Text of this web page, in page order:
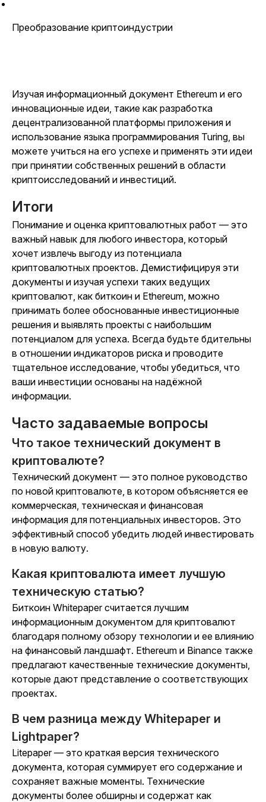
Преобразование криптоиндустрии
Изучая информационный документ Ethereum и его
инновационные идеи, такие как разработка
децентрализованной платформы приложения и
использование языка программирования Turing, вы
можете учиться на его успехе и применять эти идеи
при принятии собственных решений в области
криптоисследований и инвестиций.
Итоги
Понимание и оценка криптовалютных работ — это
важный навык для любого инвестора, который
хочет извлечь выгоду из потенциала
криптовалютных проектов. Демистифицируя эти
документы и изучая успехи таких ведущих
криптовалют, как биткоин и Ethereum, можно
принимать более обоснованные инвестиционные
решения и выявлять проекты с наибольшим
потенциалом для успеха. Всегда будьте бдительны
в отношении индикаторов риска и проводите
тщательное исследование, чтобы убедиться, что
ваши инвестиции основаны на надёжной
информации.
Часто задаваемые вопросы
Что такое технический документ в
криптовалюте?
Технический документ — это полное руководство
по новой криптовалюте, в котором объясняется ее
коммерческая, техническая и финансовая
информация для потенциальных инвесторов. Это
эффективный способ убедить людей инвестировать
в новую валюту.
Какая криптовалюта имеет лучшую
техническую статью?
Биткоин Whitepaper считается лучшим
информационным документом для криптовалют
благодаря полному обзору технологии и ее влиянию
на финансовый ландшафт. Ethereum и Binance также
предлагают качественные технические документы,
которые дают представление о соответствующих
проектах.
В чем разница между Whitepaper и
Lightpaper?
Litepaper — это краткая версия технического
документа, которая суммирует его содержание и
сохраняет важные моменты. Технические
документы более обширны и содержат как